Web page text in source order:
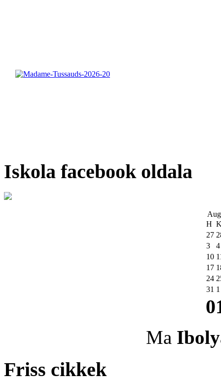
Iskola facebook oldala
H
27
3
4
10
17
24
31 1
Ma
Friss cikkek